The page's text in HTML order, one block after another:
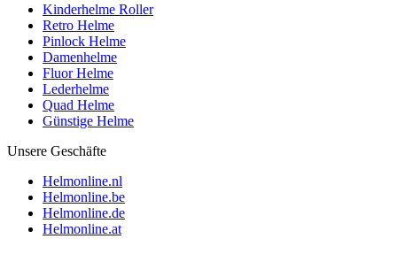
Kinderhelme Roller
Retro Helme
Pinlock Helme
Damenhelme
Fluor Helme
Lederhelme
Quad Helme
Günstige Helme
Unsere Geschäfte
Helmonline.nl
Helmonline.be
Helmonline.de
Helmonline.at